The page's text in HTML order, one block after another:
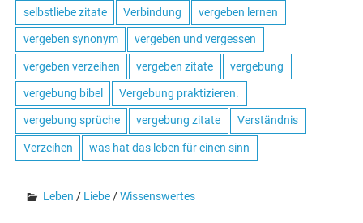
selbstliebe zitate Verbindung vergeben lernen
vergeben synonym vergeben und vergessen
vergeben verzeihen vergeben zitate vergebung
vergebung bibel Vergebung praktizieren.
vergebung sprüche vergebung zitate Verständnis
Verzeihen was hat das leben für einen sinn
Leben / Liebe /Wissenswertes